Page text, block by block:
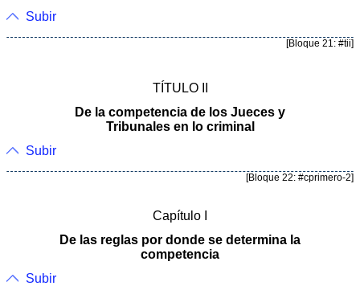
Subir
[Bloque 21: #tii]
TÍTULO II
De la competencia de los Jueces y
Tribunales en lo criminal
Subir
[Bloque 22: #cprimero-2]
Capítulo I
De las reglas por donde se determina la
competencia
Subir